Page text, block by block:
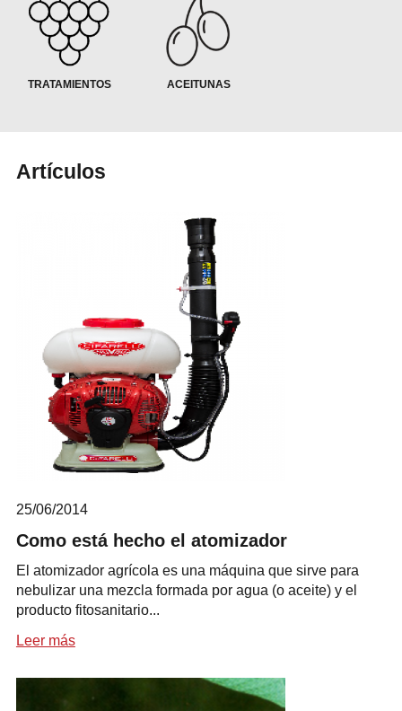
TRATAMIENTOS ACEITUNAS
Artículos
25/06/2014
Como está hecho el atomizador
El atomizador agrícola es una máquina que sirve para
nebulizar una mezcla formada por agua (o aceite) y el
producto fitosanitario...
Leer más